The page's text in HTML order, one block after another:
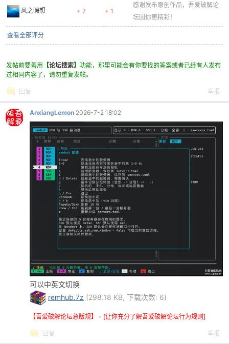
52
风之暇想 + 7 + 1
感谢发布原创作品，吾爱破解论
坛因你更精彩！
查看全部评分
发帖前要善用 【论坛搜索】 功能，那里可能会有你要找的答案或者已经有人发布
过相同内容了，请勿重复发帖。
回复 举报
AnxiangLemon 2026-7-2 18:02
可以中英文切换
remhub.7z (298.18 KB, 下载次数: 6)
【吾爱破解论坛总版规】 - [让你充分了解吾爱破解论坛行为规则]
回复 举报